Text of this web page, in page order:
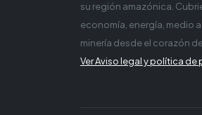
su región amazónica.
economía, energía, medio
minería desde el corazón
Ver Aviso legal y política de